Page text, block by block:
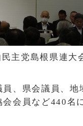
主党島根県連大
、県会議員、地
会員など440名